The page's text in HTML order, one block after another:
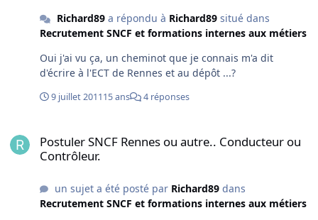
Richard89a répondu à Richard89situé dans
Recrutement SNCF et formations internes aux métiers
Oui j'ai vu ça, un cheminot que je connais m'a dit
d'écrire à l'ECT de Rennes et au dépôt ...?
9 juillet 201115 ans 4 réponses
Postuler SNCF Rennes ou autre.. Conducteur ou
Contrôleur.
un sujet a été posté par Richard89dans
Recrutement SNCF et formations internes aux métiers